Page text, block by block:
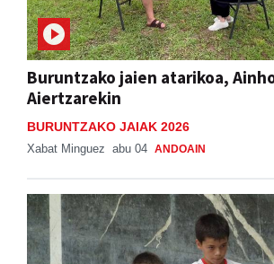
Buruntzako jaien atarikoa,
Aiertzarekin
BURUNTZAKO JAIAK 2026
Xabat Minguez abu 04 ANDOAIN